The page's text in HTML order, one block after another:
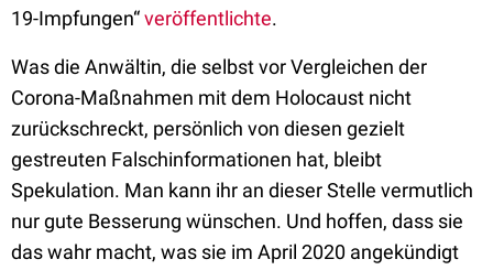
19-Impfungen“veröffentlichte.
Was die Anwältin, die selbst vor Vergleichen der
Corona-Maßnahmen mit dem Holocaust nicht
zurückschreckt, persönlich von diesen gezielt
gestreuten Falschinformationen hat, bleibt
Spekulation. Man kann ihr an dieser Stelle vermutlich
nur gute Besserung wünschen. Und hoffen, dass sie
das wahr macht, was sie im April 2020 angekündigt